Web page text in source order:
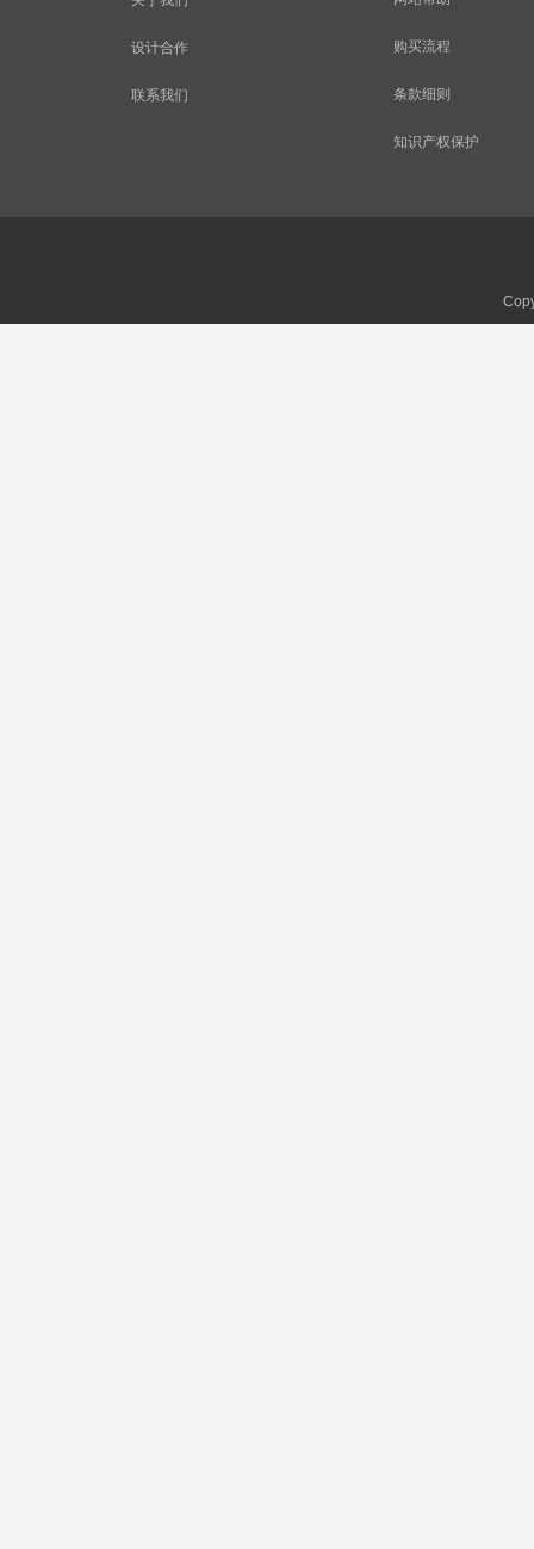
设计合作
联系我们
购买流程
条款细则
知识产权保护